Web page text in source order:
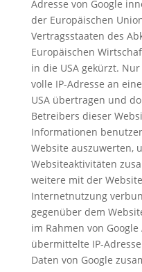
Adresse von Google
der Europäischen
Vertragsstaaten des
Europäischen
in die USA gekürzt.
volle IP-Adresse an
USA übertragen und
Betreibers dieser
Informationen
Website auszuwerten,
Websiteaktivitäten
weitere mit der
Internetnutzung
gegenüber dem
im Rahmen von
übermittelte IP-
Daten von Google